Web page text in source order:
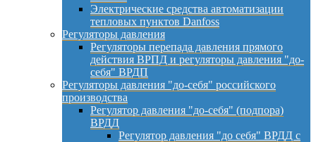
Электрические средства автоматизации
тепловых пунктов Danfoss
Регуляторы давления
Регуляторы перепада давления прямого
действия ВРПД и регуляторы давления "до-
себя" ВРДП
Регуляторы давления "до-себя" российского
производства
Регулятор давления "до-себя" (подпора)
ВРДД
Регулятор давления "до себя" ВРДД с